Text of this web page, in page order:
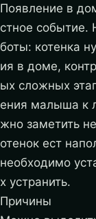
Появление в
стное событие.
боты: котенка
ия в доме,
ых сложных
ения малыша к
жно заметить
отенок ест
необходимо
х устранить.
Причины